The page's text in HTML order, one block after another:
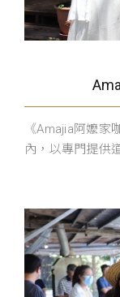
《Amajia阿嬤
內，以專門提供